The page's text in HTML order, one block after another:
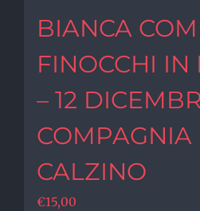
BIANCA
FINOCCHI IN
– 12
COMPAGNIA
CALZINO
€15,00